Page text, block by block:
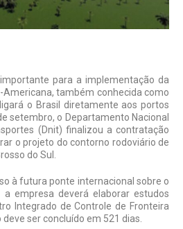
para a implementação da
Americana, também conhecida como
o Brasil diretamente aos portos
setembro, o Departamento Nacional
(Dnit) finalizou a contratação
o projeto do contorno rodoviário de
do Sul.
à futura ponte internacional sobre o
a empresa deverá elaborar estudos
Integrado de Controle de Fronteira
ser concluído em 521 dias.